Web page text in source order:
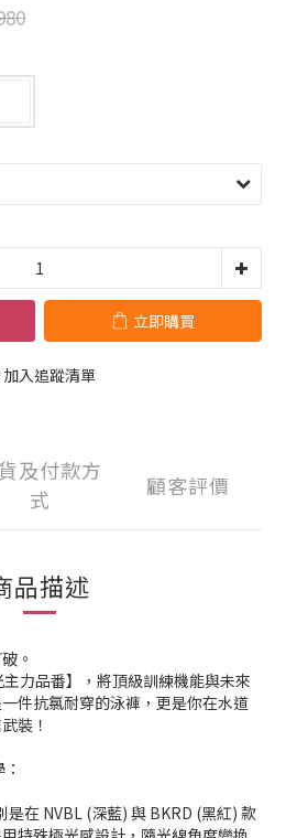
立即購買
加入追蹤清單
及付款方
式
顧客評價
品描述
。
力品番】，將頂級訓練機能與未來
件抗氯耐穿的泳褲，更是你在水道
裝！
在 NVBL (深藍) 與 BKRD (黑紅) 款